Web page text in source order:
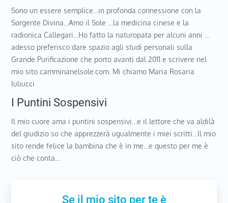
Sono un essere semplice…in profonda connessione con la
Sorgente Divina…Amo il Sole …la medicina cinese e la
radionica Callegari…Ho fatto la naturopata per alcuni anni …
adesso preferisco dare spazio agli studi personali sulla
Grande Purificazione che porto avanti dal 2011 e scrivere nel
mio sito camminanelsole.com. Mi chiamo Maria Rosaria
Iuliucci
I Puntini Sospensivi
Il mio cuore ama i puntini sospensivi…e il lettore che va aldilà
del giudizio so che apprezzerà ugualmente i miei scritti…Il mio
sito rende felice la bambina che è in me…e questo per me è
ciò che conta…
Se il mio sito per te è